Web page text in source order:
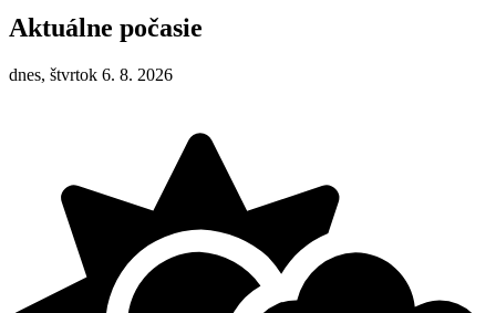
Aktuálne počasie
dnes, štvrtok 6. 8. 2026